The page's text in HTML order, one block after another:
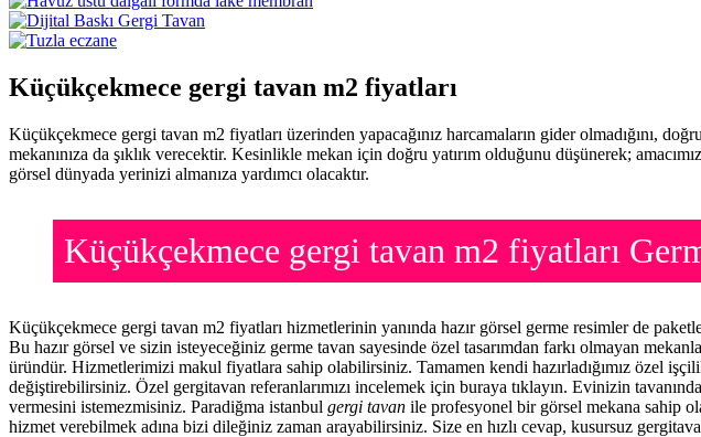
Küçükçekmece gergi tavan m2 fiyatları
Küçükçekmece gergi tavan m2 fiyatları üzerinden yapacağınız harcamaların gider olmadığını,
mekanınıza da şıklık verecektir. Kesinlikle mekan için doğru yatırım olduğunu düşünerek;
görsel dünyada yerinizi almanıza yardımcı olacaktır.
Küçükçekmece gergi tavan m2 fiyatları
Küçükçekmece gergi tavan m2 fiyatları hizmetlerinin yanında hazır görsel germe resimler de
Bu hazır görsel ve sizin isteyeceğiniz germe tavan sayesinde özel tasarımdan farkı olmayan
üründür. Hizmetlerimizi makul fiyatlara sahip olabilirsiniz. Tamamen kendi hazırladığımız özel
değiştirebilirsiniz. Özel gergitavan referanlarımızı incelemek için buraya tıklayın. Evinizin
vermesini istemezmisiniz. Paradiğma istanbul gergi tavan ile profesyonel bir görsel mekana sahip
hizmet verebilmek adına bizi dileğiniz zaman arayabilirsiniz. Size en hızlı cevap, kusursuz